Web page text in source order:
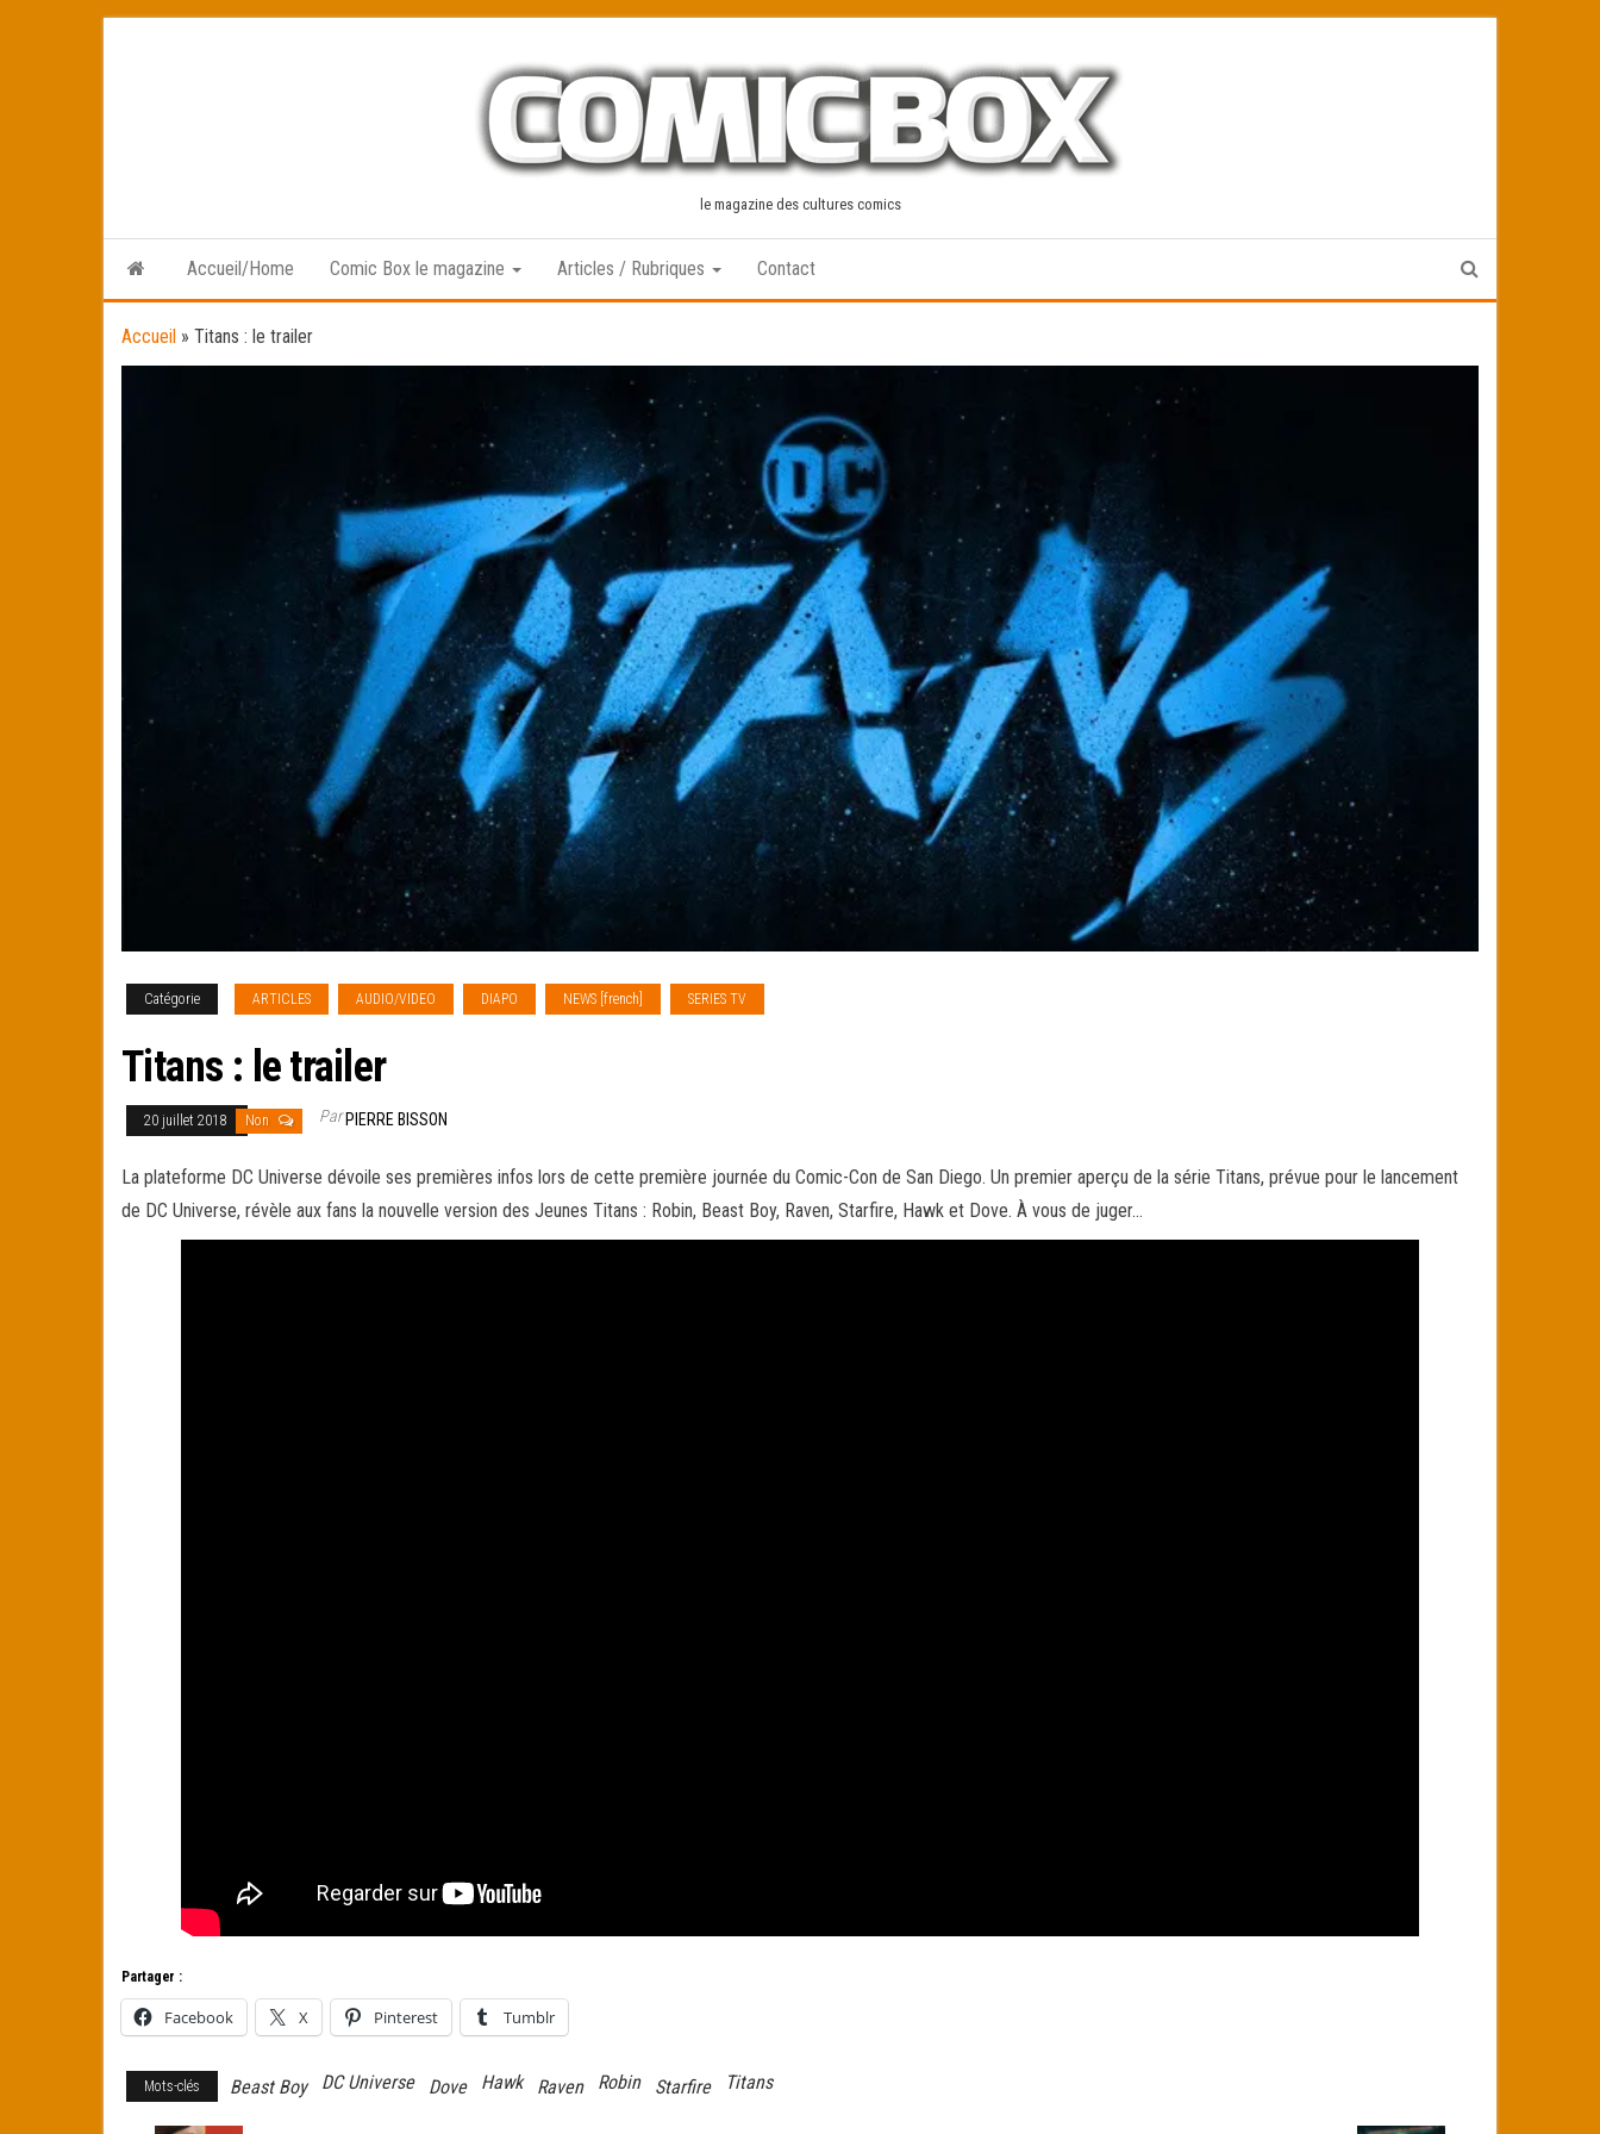
le magazine des cultures comics
Accueil/Home Comic Box le magazine Articles / Rubriques Contact
Accueil » Titans : le trailer
Catégorie ARTICLES AUDIO/VIDEO DIAPO NEWS [french] SERIES TV
Titans : le trailer
20 juillet 2018 Non ParPIERRE BISSON
La plateforme DC Universe dévoile ses premières infos lors de cette première journée du Comic-Con de San Diego. Un premier aperçu de la série Titans, prévue pour le lancement
de DC Universe, révèle aux fans la nouvelle version des Jeunes Titans : Robin, Beast Boy, Raven, Starfire, Hawk et Dove. À vous de juger…
Partager :
Facebook X Pinterest Tumblr
Mots-clés Beast Boy DC Universe Dove Hawk Raven Robin Starfire Titans